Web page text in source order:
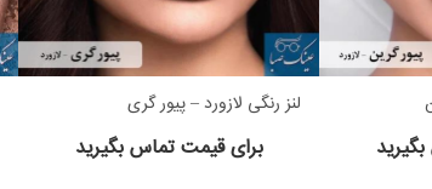
لنز رنگی لازورد – پیور گری
برای قیمت تماس بگیرید